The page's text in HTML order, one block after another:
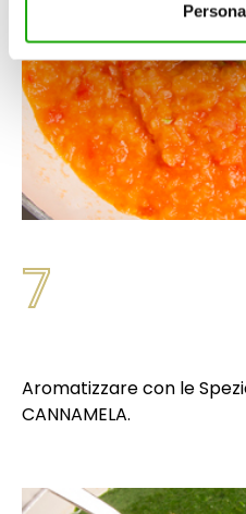
chiudere il banner, non
dispositivo ad eccezione di
corretto funzionamento del
7
Aromatizzare con le
CANNAMELA.